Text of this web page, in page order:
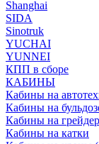
Shanghai
SIDA
Sinotruk
YUCHAI
YUNNEI
КПП в сборе
КАБИНЫ
Кабины на
Кабины на
Кабины на
Кабины на катки